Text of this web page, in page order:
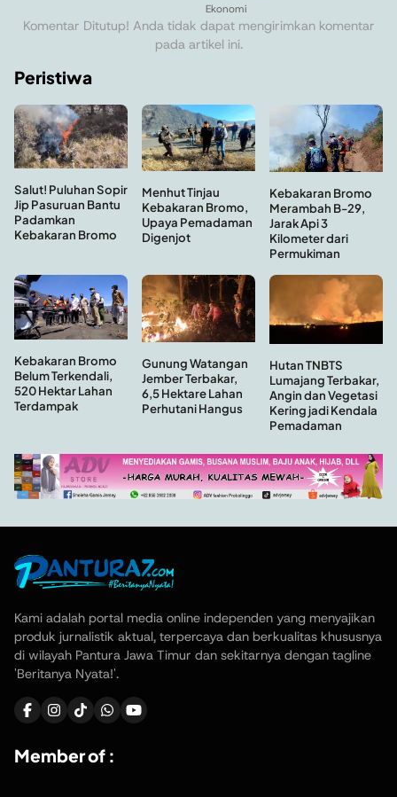
Ekonomi
Komentar Ditutup! Anda tidak dapat mengirimkan komentar
pada artikel ini.
Peristiwa
Salut! Puluhan Sopir
Jip Pasuruan Bantu
Padamkan
Kebakaran Bromo
Menhut Tinjau
Kebakaran Bromo,
Upaya Pemadaman
Digenjot
Kebakaran Bromo
Merambah B-29,
Jarak Api 3
Kilometer dari
Permukiman
Kebakaran Bromo
Belum Terkendali,
520 Hektar Lahan
Terdampak
Gunung Watangan
Jember Terbakar,
6,5 Hektare Lahan
Perhutani Hangus
Hutan TNBTS
Lumajang Terbakar,
Angin dan Vegetasi
Kering jadi Kendala
Pemadaman
Kami adalah portal media online independen yang menyajikan
produk jurnalistik aktual, terpercaya dan berkualitas khususnya
di wilayah Pantura Jawa Timur dan sekitarnya dengan tagline
'Beritanya Nyata!'.
Member of :